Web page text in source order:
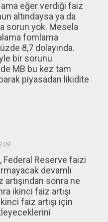
eğer verdiği faiz
altındaysa ya da
sorun yok. Mesela
fomlama
8,7 dolayında.
bir sorunu
MB bu kez tam
piyasadan likidite
Federal Reserve faizi
devamlı
sonra ne
ikinci faiz artışı
faiz artışı için